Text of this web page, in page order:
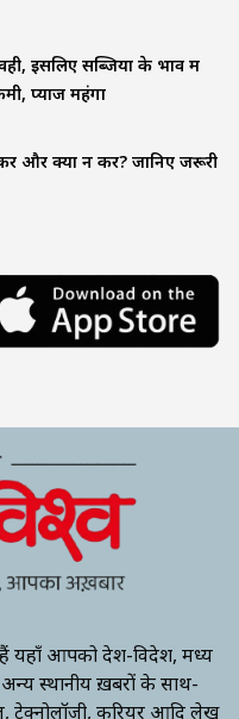
इसलिए सब्जियों के भाव में
प्याज महंगा
और क्या न करें? जानिए जरूरी
हैं यहाँ आपको देश-विदेश, मध्य
स्थानीय ख़बरों के साथ-
टेक्नोलॉजी, करियर आदि लेख